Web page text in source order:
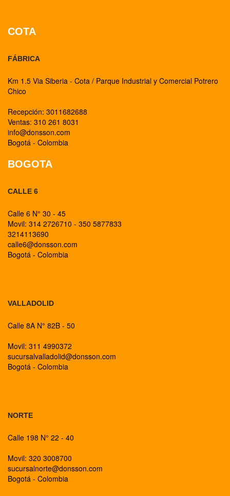
COTA
FÁBRICA
Km 1.5 Via Siberia - Cota / Parque Industrial y Comercial Potrero
Chico
Recepción: 3011682688
Ventas: 310 261 8031
info@donsson.com
Bogotá - Colombia
BOGOTA
CALLE 6
Calle 6 N° 30 - 45
Movil: 314 2726710 - 350 5877833
3214113690
calle6@donsson.com
Bogotá - Colombia
VALLADOLID
Calle 8A N° 82B - 50
Movil: 311 4990372
sucursalvalladolid@donsson.com
Bogotá - Colombia
NORTE
Calle 198 N° 22 - 40
Movil: 320 3008700
sucursalnorte@donsson.com
Bogotá - Colombia